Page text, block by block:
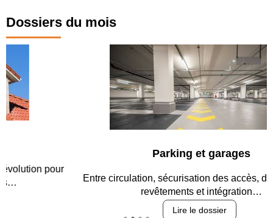
Dossiers du mois
Parking et garages
Entre circulation, sécurisation des accès, durabilité des
revêtements et intégration…